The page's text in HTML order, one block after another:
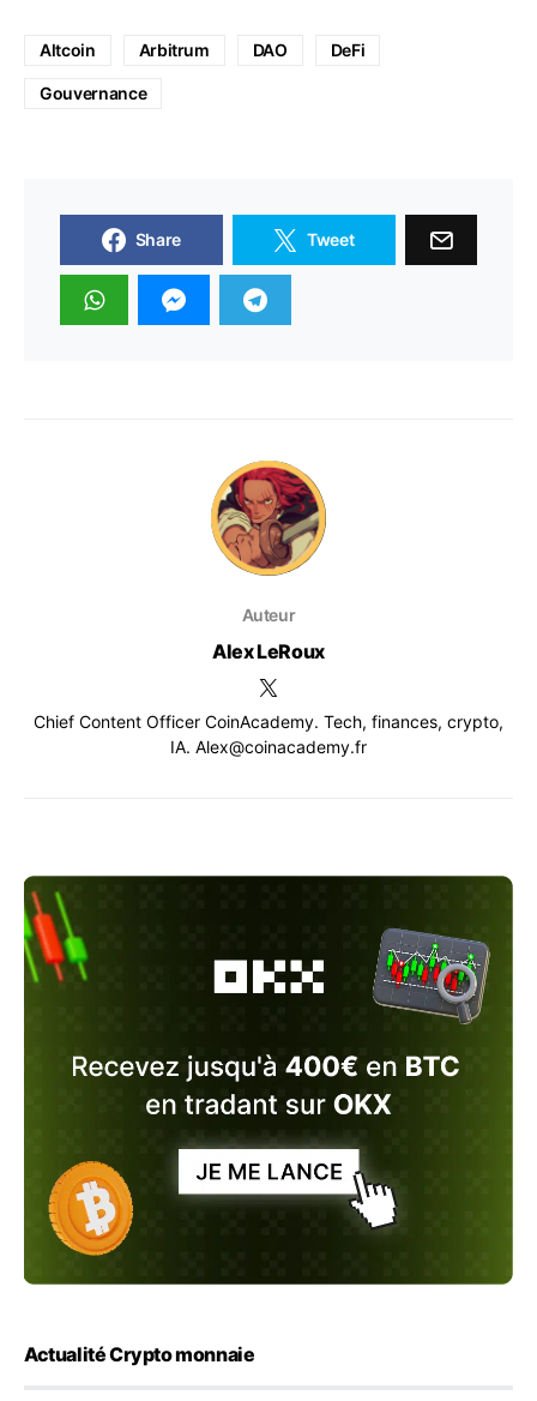
Altcoin Arbitrum DAO DeFi
Gouvernance
Share Tweet
Auteur
Alex LeRoux
Chief Content Officer CoinAcademy. Tech, finances, crypto,
IA. Alex@coinacademy.fr
Actualité Crypto monnaie